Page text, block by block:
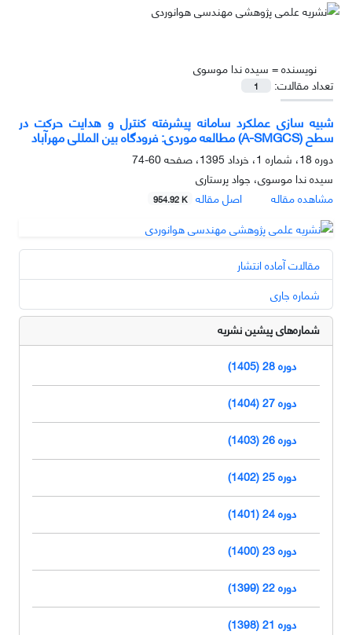
نویسنده = سیده ندا موسوی
تعداد مقالات:
1
شبیه سازی عملکرد سامانه پیشرفته کنترل و هدایت حرکت در
سطح (A-SMGCS) مطالعه موردی: فرودگاه بین المللی مهرآباد
دوره 18، شماره 1، خرداد 1395، صفحه
60-74
سیده ندا موسوی، جواد پرستاری
مشاهده مقاله
اصل مقاله 954.92 K
مقالات آماده انتشار
شماره جاری
شماره‌های پیشین نشریه
دوره 28 (1405)
دوره 27 (1404)
دوره 26 (1403)
دوره 25 (1402)
دوره 24 (1401)
دوره 23 (1400)
دوره 22 (1399)
دوره 21 (1398)